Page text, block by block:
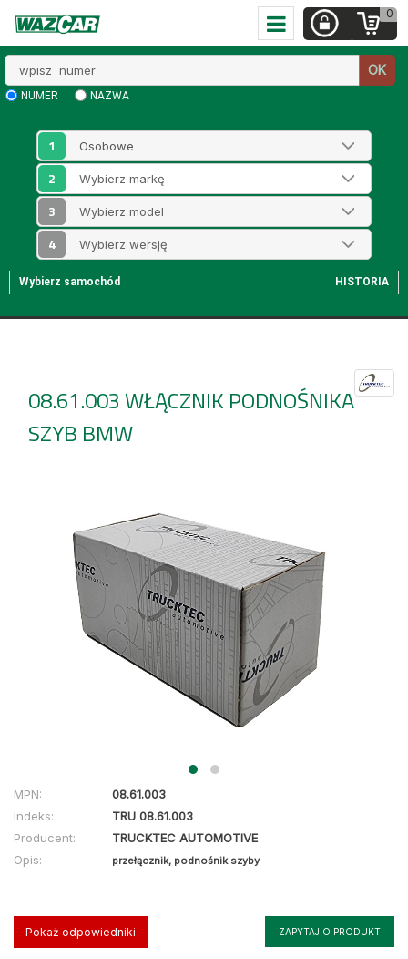
0
numer
OK
NUMER NAZWA
1
2
3
4
Wybierz samochód HISTORIA
08.61.003WŁĄCZNIK PODNOŚNIKA
SZYB BMW
MPN:
08.61.003
Indeks:
TRU 08.61.003
Producent:
TRUCKTEC AUTOMOTIVE
Opis:
przełącznik, podnośnik szyby
Pokaż odpowiedniki ZAPYTAJ O PRODUKT